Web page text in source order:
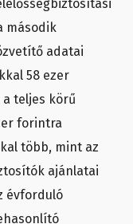
második
adatai
58 ezer
teljes körű
forintra
több, mint az
ajánlatai
évforduló